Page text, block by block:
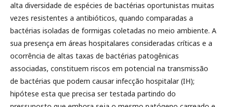
alta diversidade de espécies de bactérias oportunistas muitas
vezes resistentes a antibióticos, quando comparadas a
bactérias isoladas de formigas coletadas no meio ambiente. A
sua presença em áreas hospitalares consideradas críticas e a
ocorrência de altas taxas de bactérias patogênicas
associadas, constituem riscos em potencial na transmissão
de bactérias que podem causar infecção hospitalar (IH);
hipótese esta que precisa ser testada partindo do